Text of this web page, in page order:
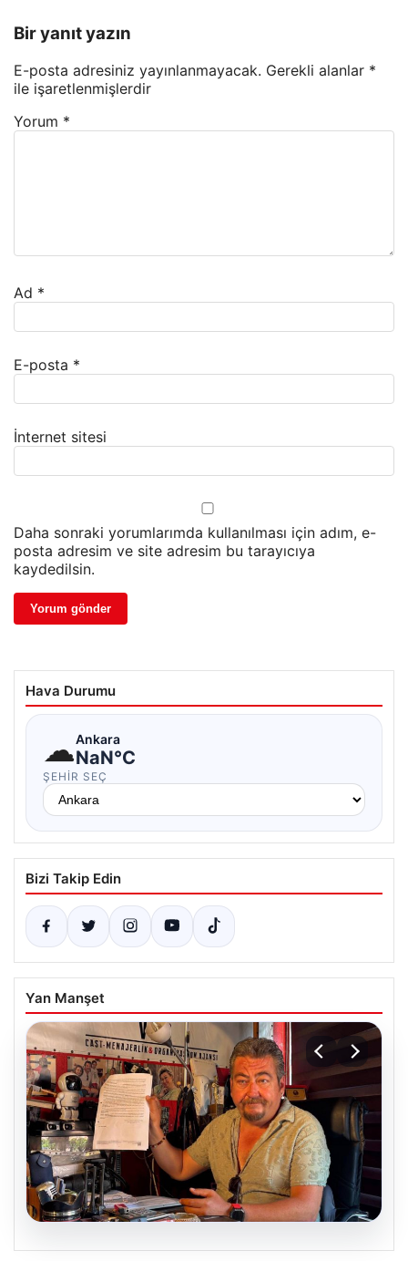
Bir yanıt yazın
E-posta adresiniz yayınlanmayacak. Gerekli alanlar *
ile işaretlenmişlerdir
Yorum *
Ad *
E-posta *
İnternet sitesi
Daha sonraki yorumlarımda kullanılması için adım, e-
posta adresim ve site adresim bu tarayıcıya
kaydedilsin.
Hava Durumu
☁Ankara
NaN°C
ŞEHIR SEÇ
Bizi Takip Edin
Yan Manşet
07.08.2026